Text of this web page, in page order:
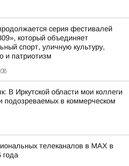
серия фестивалей
который объединяет
спорт, уличную культуру,
и патриотизм
В Иркутской области мои коллеги
подозреваемых в коммерческом
телеканалов в MAX в
года